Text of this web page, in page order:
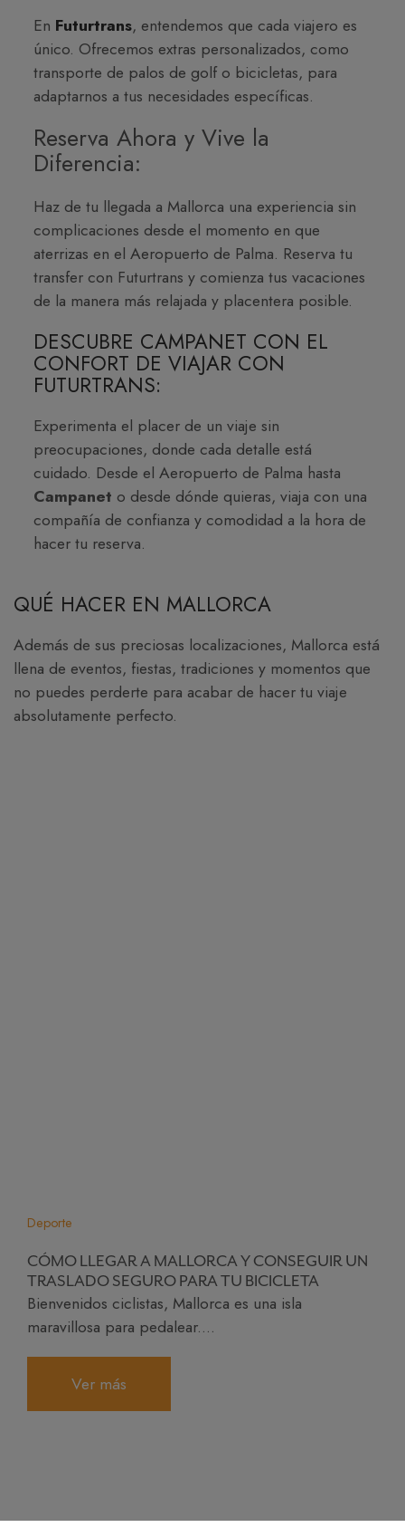
En Futurtrans, entendemos que cada viajero es
único. Ofrecemos extras personalizados, como
transporte de palos de golf o bicicletas, para
adaptarnos a tus necesidades específicas.
Reserva Ahora y Vive la
Diferencia:
Haz de tu llegada a Mallorca una experiencia sin
complicaciones desde el momento en que
aterrizas en el Aeropuerto de Palma. Reserva tu
transfer con Futurtrans y comienza tus vacaciones
de la manera más relajada y placentera posible.
DESCUBRE CAMPANET CON EL
CONFORT DE VIAJAR CON
FUTURTRANS:
Experimenta el placer de un viaje sin
preocupaciones, donde cada detalle está
cuidado. Desde el Aeropuerto de Palma hasta
Campanet o desde dónde quieras, viaja con una
compañía de confianza y comodidad a la hora de
hacer tu reserva.
QUÉ HACER EN MALLORCA
Además de sus preciosas localizaciones, Mallorca está
llena de eventos, fiestas, tradiciones y momentos que
no puedes perderte para acabar de hacer tu viaje
absolutamente perfecto.
Deporte
CÓMO LLEGAR A MALLORCA Y CONSEGUIR UN
TRASLADO SEGURO PARA TU BICICLETA
Bienvenidos ciclistas, Mallorca es una isla
maravillosa para pedalear....
Ver más